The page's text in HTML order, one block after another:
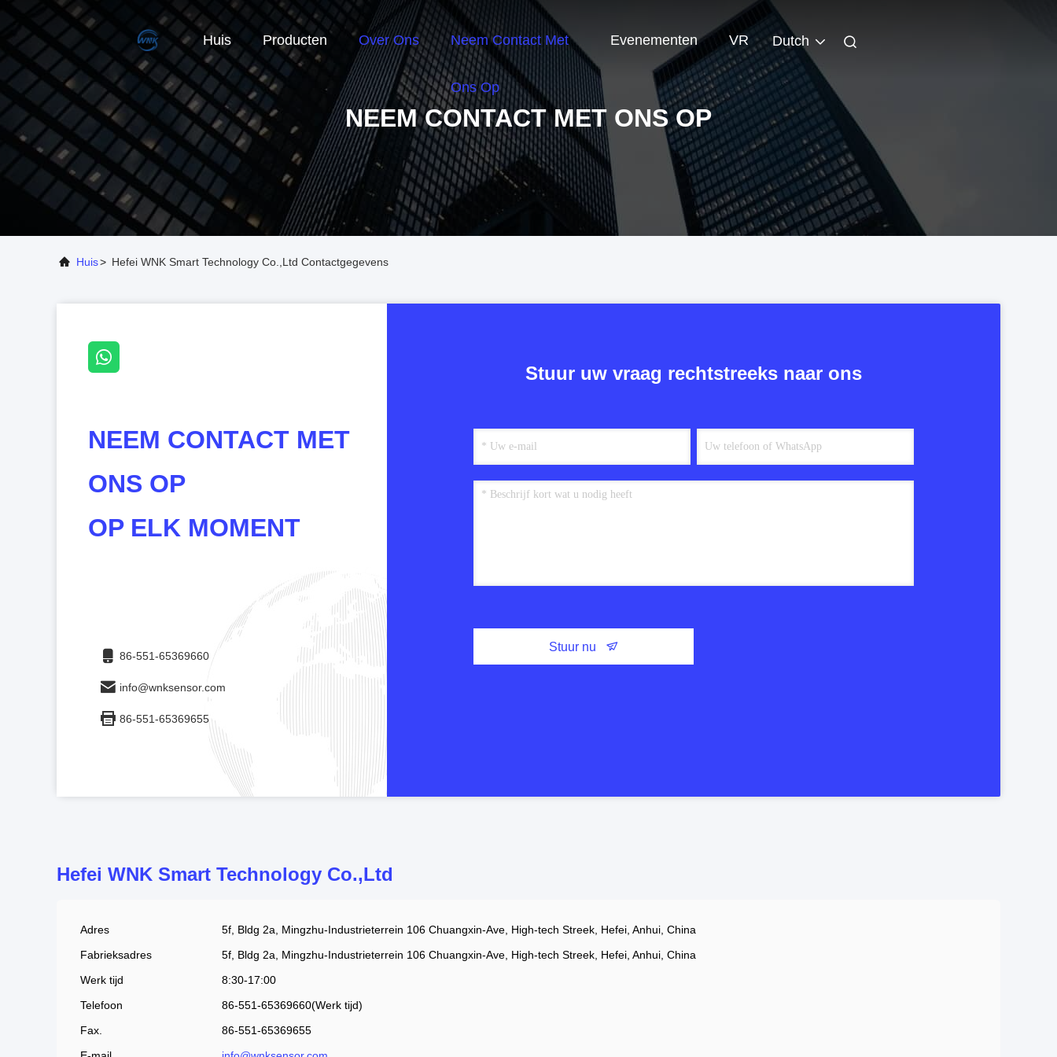
Huis Producten Over Ons Neem Contact Met
Ons Op
Evenementen VR Dutch
NEEM CONTACT MET ONS OP
Huis> Hefei WNK Smart Technology Co.,Ltd Contactgegevens
NEEM CONTACT MET
ONS OP
OP ELK MOMENT
86-551-65369660
info@wnksensor.com
86-551-65369655
Stuur uw vraag rechtstreeks naar ons
Stuur nu
Hefei WNK Smart Technology Co.,Ltd
Adres
5f, Bldg 2a, Mingzhu-Industrieterrein 106 Chuangxin-Ave, High-tech Streek, Hefei, Anhui, China
Fabrieksadres
5f, Bldg 2a, Mingzhu-Industrieterrein 106 Chuangxin-Ave, High-tech Streek, Hefei, Anhui, China
Werk tijd
8:30-17:00
Telefoon
86-551-65369660(Werk tijd)
Fax.
86-551-65369655